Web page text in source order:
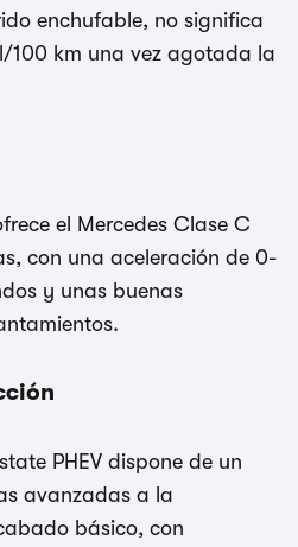
enchufable, no significa
100 km una vez agotada la
el Mercedes Clase C
con una aceleración de 0-
y unas buenas
PHEV dispone de un
avanzadas a la
básico, con